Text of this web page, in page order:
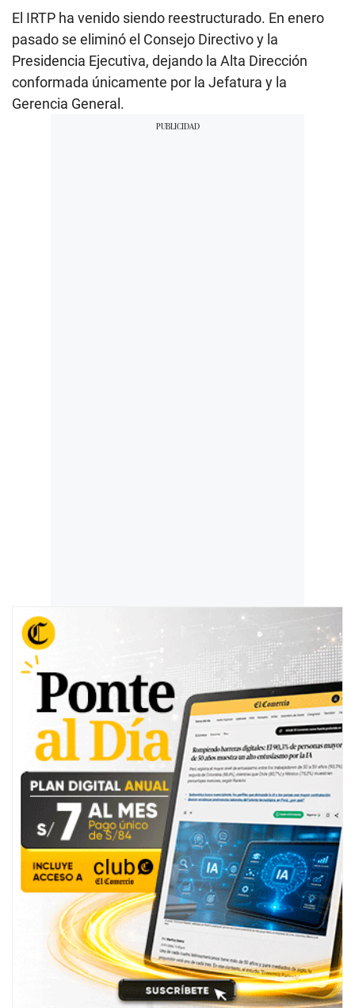
El IRTP ha venido siendo reestructurado. En enero
pasado se eliminó el Consejo Directivo y la
Presidencia Ejecutiva, dejando la Alta Dirección
conformada únicamente por la Jefatura y la
Gerencia General.